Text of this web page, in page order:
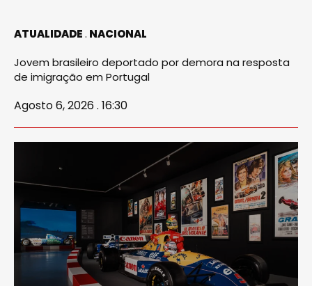
ATUALIDADE NACIONAL
Jovem brasileiro deportado por demora na resposta
de imigração em Portugal
Agosto 6, 2026 . 16:30